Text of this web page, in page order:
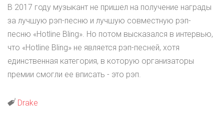
В 2017 году музыкант не пришел на получение награды
за лучшую рэп-песню и лучшую совместную рэп-
песню «Hotline Bling». Но потом высказался в интервью,
что «Hotline Bling» не является рэп-песней, хотя
единственная категория, в которую организаторы
премии смогли ее вписать - это рэп.
Drake